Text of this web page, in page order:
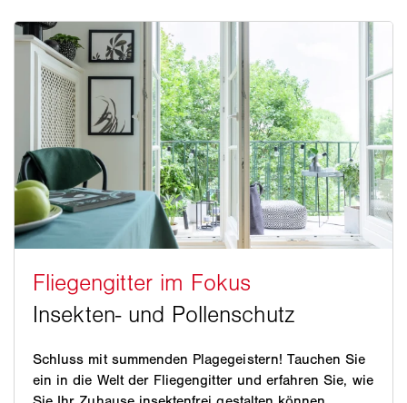
Schluss mit summenden Plagegeistern! Tauchen Sie
ein in die Welt der Fliegengitter und erfahren Sie, wie